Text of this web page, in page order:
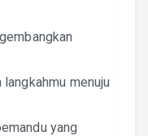
menuju
yang